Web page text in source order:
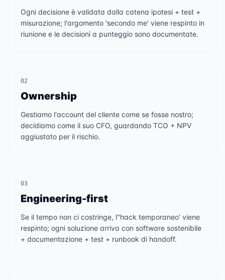
Ogni decisione è validata dalla catena ipotesi + test +
misurazione; l'argomento 'secondo me' viene respinto in
riunione e le decisioni a punteggio sono documentate.
02
Ownership
Gestiamo l'account del cliente come se fosse nostro;
decidiamo come il suo CFO, guardando TCO + NPV
aggiustato per il rischio.
03
Engineering-first
Se il tempo non ci costringe, l''hack temporaneo' viene
respinto; ogni soluzione arriva con software sostenibile
+ documentazione + test + runbook di handoff.